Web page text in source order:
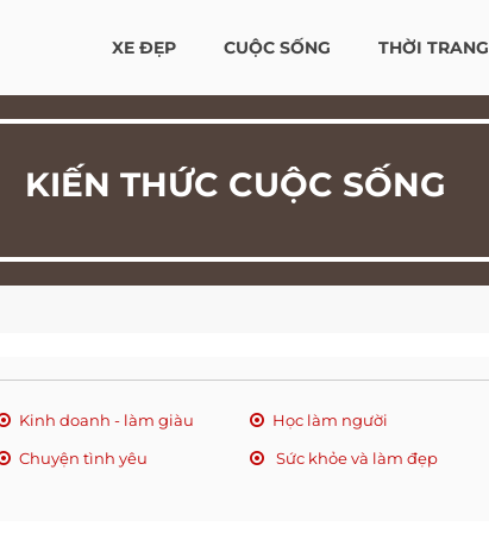
XE ĐẸP CUỘC SỐNG THỜI TRANG
KIẾN THỨC CUỘC SỐNG
Kinh doanh - làm giàu Học làm người
Chuyện tình yêu Sức khỏe và làm đẹp